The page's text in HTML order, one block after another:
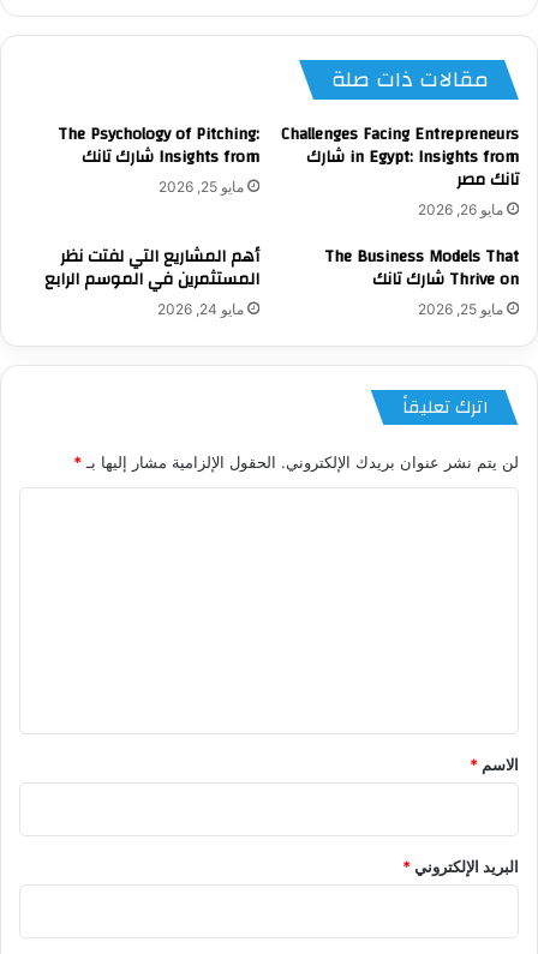
مقالات ذات صلة
Challenges Facing Entrepreneurs
in Egypt: Insights from شارك
تانك مصر
مايو 26, 2026
The Psychology of Pitching:
Insights from شارك تانك
مايو 25, 2026
The Business Models That
Thrive on شارك تانك
مايو 25, 2026
أهم المشاريع التي لفتت نظر
المستثمرين في الموسم الرابع
مايو 24, 2026
اترك تعليقاً
لن يتم نشر عنوان بريدك الإلكتروني. الحقول الإلزامية مشار إليها بـ *
*
الاسم *
البريد الإلكتروني*